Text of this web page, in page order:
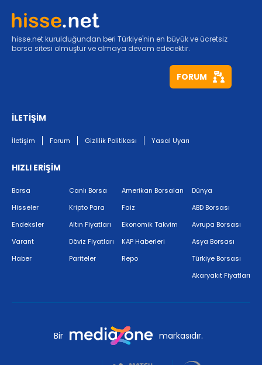
hisse.net kurulduğundan beri Türkiye'nin en büyük ve ücretsiz
borsa sitesi olmuştur ve olmaya devam edecektir.
FORUM
İLETİŞİM
İletişim Forum Gizlilik Politikası Yasal Uyarı
HIZLI ERİŞİM
Borsa
Hisseler
Endeksler
Varant
Haber
Canlı Borsa
Kripto Para
Altın Fiyatları
Döviz Fiyatları
Pariteler
Amerikan Borsaları
Faiz
Ekonomik Takvim
KAP Haberleri
Repo
Dünya
ABD Borsası
Avrupa Borsası
Asya Borsası
Türkiye Borsası
Akaryakıt Fiyatları
Bir markasıdır.